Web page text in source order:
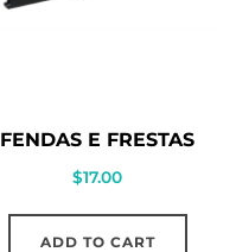
FENDAS E FRESTAS
$17.00
ADD TO CART